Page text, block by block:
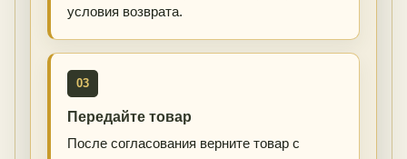
условия возврата.
03
Передайте товар
После согласования верните товар с